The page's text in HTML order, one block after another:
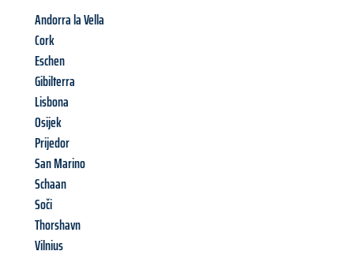
Andorra la Vella
Cork
Eschen
Gibilterra
Lisbona
Osijek
Prijedor
San Marino
Schaan
Soči
Thorshavn
Vilnius